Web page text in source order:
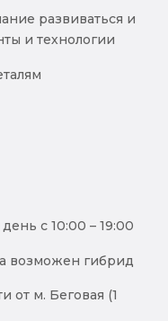
развиваться и
и технологии
с 10:00 – 19:00
возможен гибрид
от м. Беговая (1